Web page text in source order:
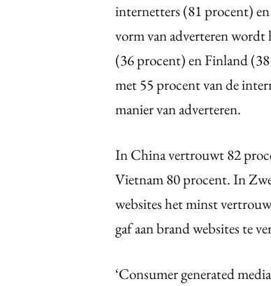
internetters (81 procent)
vorm van adverteren
(36 procent) en Finland
met 55 procent van de
manier van adverteren.
In China vertrouwt 82
Vietnam 80 procent. In
websites het minst
gaf aan brand websites te
‘Consumer generated